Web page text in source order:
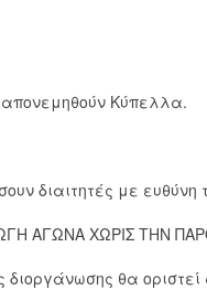
απονεμηθούν Κύπελλα.
διαιτητές με
ΑΓΩΝΑ ΧΩΡΙΣ ΤΗΝ
διοργάνωσης θα